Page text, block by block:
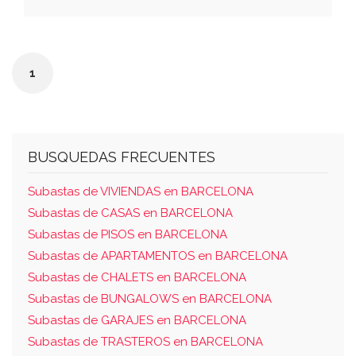
y dos decímetros cuadrados, conteniendo
baño y cuatro habitaciones, cubierta de
pizarra a dos vertientes; mide el terreno
ochocientos metros cuadrados, de los
cuales la casa ocupa cuarenta y cuatro
metros dos decímetros cuadrados, siendo el
resto patio o jardín-bosque. linda: por su
frente este con calle sin nombre; por la
derecha entrando con zona verde; por el
1
BUSQUEDAS FRECUENTES
Subastas de VIVIENDAS en BARCELONA
Subastas de CASAS en BARCELONA
Subastas de PISOS en BARCELONA
Subastas de APARTAMENTOS en BARCELONA
Subastas de CHALETS en BARCELONA
Subastas de BUNGALOWS en BARCELONA
Subastas de GARAJES en BARCELONA
Subastas de TRASTEROS en BARCELONA